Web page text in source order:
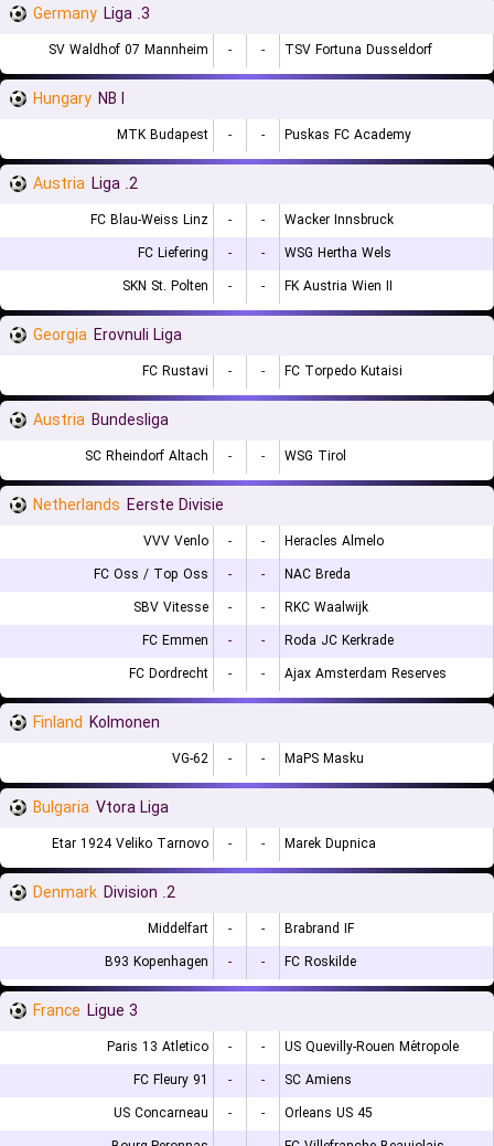
Germany 3. Liga
SV Waldhof 07 Mannheim - - TSV Fortuna Dusseldorf
Hungary NB I
MTK Budapest - - Puskas FC Academy
Austria 2. Liga
FC Blau-Weiss Linz - -
Wacker Innsbruck
FC Liefering
- -
WSG Hertha Wels
SKN St. Polten
- - FK Austria Wien II
Georgia Erovnuli Liga
FC Rustavi - - FC Torpedo Kutaisi
Austria Bundesliga
SC Rheindorf Altach - - WSG Tirol
Netherlands Eerste Divisie
VVV Venlo - -
Heracles Almelo
FC Oss / Top Oss
- -
NAC Breda
SBV Vitesse
- -
RKC Waalwijk
FC Emmen
- -
Roda JC Kerkrade
FC Dordrecht
- - Ajax Amsterdam Reserves
Finland Kolmonen
VG-62 - - MaPS Masku
Bulgaria Vtora Liga
Etar 1924 Veliko Tarnovo - - Marek Dupnica
Denmark 2. Division
Middelfart - -
Brabrand IF
B93 Kopenhagen
- - FC Roskilde
France Ligue 3
Paris 13 Atletico - -
US Quevilly-Rouen Métropole
FC Fleury 91
- -
SC Amiens
US Concarneau
- -
Orleans US 45